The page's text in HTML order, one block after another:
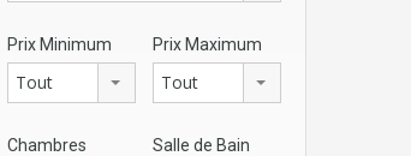
Prix Minimum
Tout
Prix Maximum
Tout
Chambres Salle de Bain